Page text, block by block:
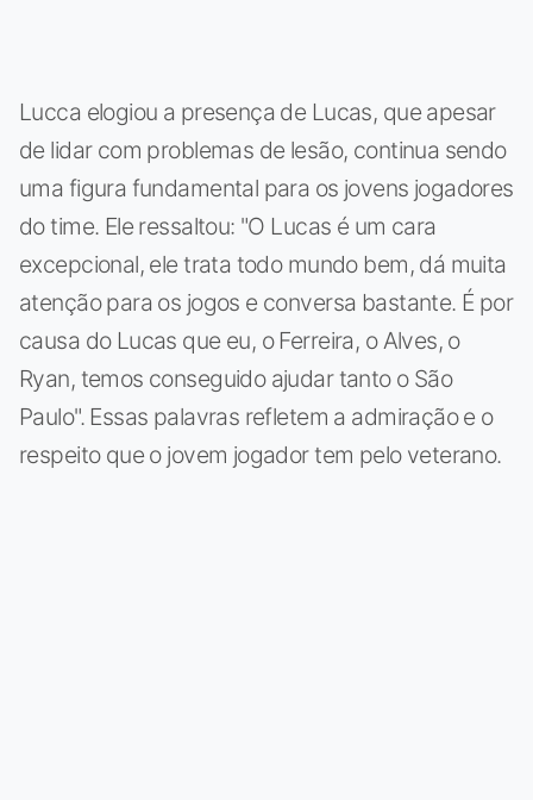
Lucca elogiou a presença de Lucas, que apesar
de lidar com problemas de lesão, continua sendo
uma figura fundamental para os jovens jogadores
do time. Ele ressaltou: "O Lucas é um cara
excepcional, ele trata todo mundo bem, dá muita
atenção para os jogos e conversa bastante. É por
causa do Lucas que eu, o Ferreira, o Alves, o
Ryan, temos conseguido ajudar tanto o São
Paulo". Essas palavras refletem a admiração e o
respeito que o jovem jogador tem pelo veterano.